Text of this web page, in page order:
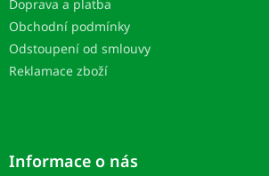
Doprava a platba
Obchodní podmínky
Odstoupení od smlouvy
Reklamace zboží
Informace o nás